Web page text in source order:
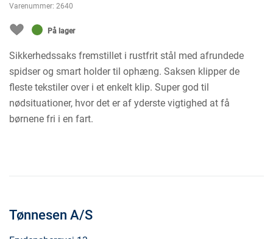
Varenummer: 2640
På lager
Sikkerhedssaks fremstillet i rustfrit stål med afrundede
spidser og smart holder til ophæng. Saksen klipper de
fleste tekstiler over i et enkelt klip. Super god til
nødsituationer, hvor det er af yderste vigtighed at få
børnene fri i en fart.
Tønnesen A/S